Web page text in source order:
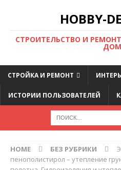
HOBBY-
CТРОИТЕЛЬСТВО И
СТРОЙКА И РЕМОНТ
ИСТОРИИ ПОЛЬЗОВАТЕЛЕЙ
HOME БЕЗ РУБРИКИ
пенополистирол – утепление